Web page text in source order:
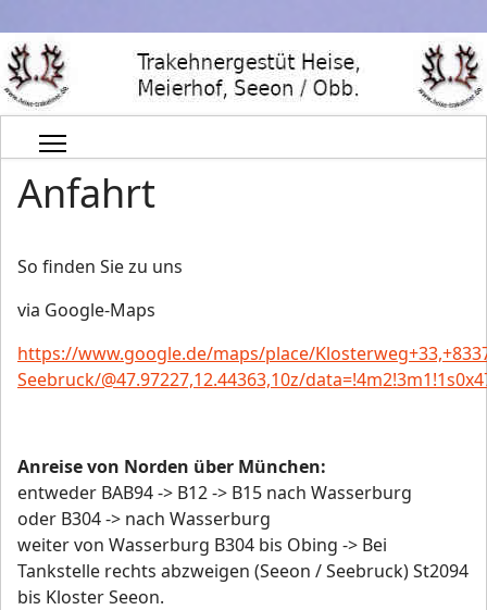
Anfahrt
So finden Sie zu uns
via Google-Maps
https://www.google.de/maps/place/
Seebruck/@47.97227,12.44363,10z/
Anreise von Norden über München:
entweder BAB94 -> B12 -> B15 nach Wasserburg
oder B304 -> nach Wasserburg
weiter von Wasserburg B304 bis Obing -> Bei
Tankstelle rechts abzweigen (Seeon / Seebruck) St2094
bis Kloster Seeon.